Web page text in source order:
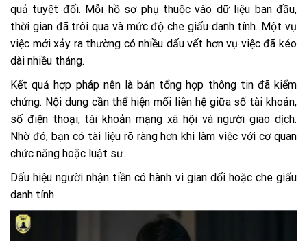
quả tuyệt đối. Mỗi hồ sơ phụ thuộc vào dữ liệu ban đầu,
thời gian đã trôi qua và mức độ che giấu danh tính. Một vụ
việc mới xảy ra thường có nhiều dấu vết hơn vụ việc đã kéo
dài nhiều tháng.
Kết quả hợp pháp nên là bản tổng hợp thông tin đã kiểm
chứng. Nội dung cần thể hiện mối liên hệ giữa số tài khoản,
số điện thoại, tài khoản mạng xã hội và người giao dịch.
Nhờ đó, bạn có tài liệu rõ ràng hơn khi làm việc với cơ quan
chức năng hoặc luật sư.
Dấu hiệu người nhận tiền có hành vi gian dối hoặc che giấu
danh tính